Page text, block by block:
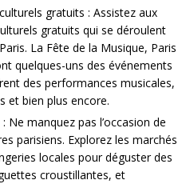
gratuits : Assistez aux
gratuits qui se déroulent
La Fête de la Musique, Paris
quelques-uns des événements
des performances musicales,
et bien plus encore.
Ne manquez pas l’occasion de
parisiens. Explorez les marchés
locales pour déguster des
croustillantes, et